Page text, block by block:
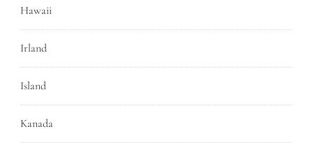
Hawaii
Irland
Island
Kanada